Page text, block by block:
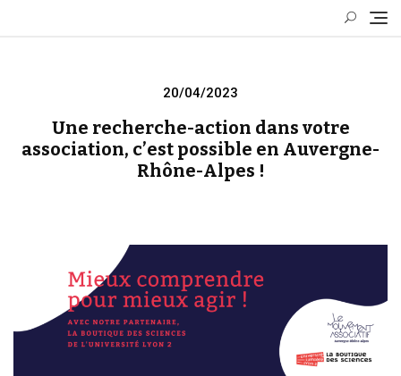
Posted
20/04/2023
Une recherche-action dans votre
association, c’est possible en Auvergne-
Rhône-Alpes !